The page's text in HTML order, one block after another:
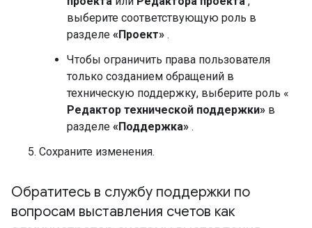
выберите соответствующую роль в
разделе «Проект» .
Чтобы ограничить права пользователя
только созданием обращений в
техническую поддержку, выберите роль «
Редактор технической поддержки» в
разделе «Поддержка» .
Сохраните изменения.
Обратитесь в службу поддержки по
вопросам выставления счетов как